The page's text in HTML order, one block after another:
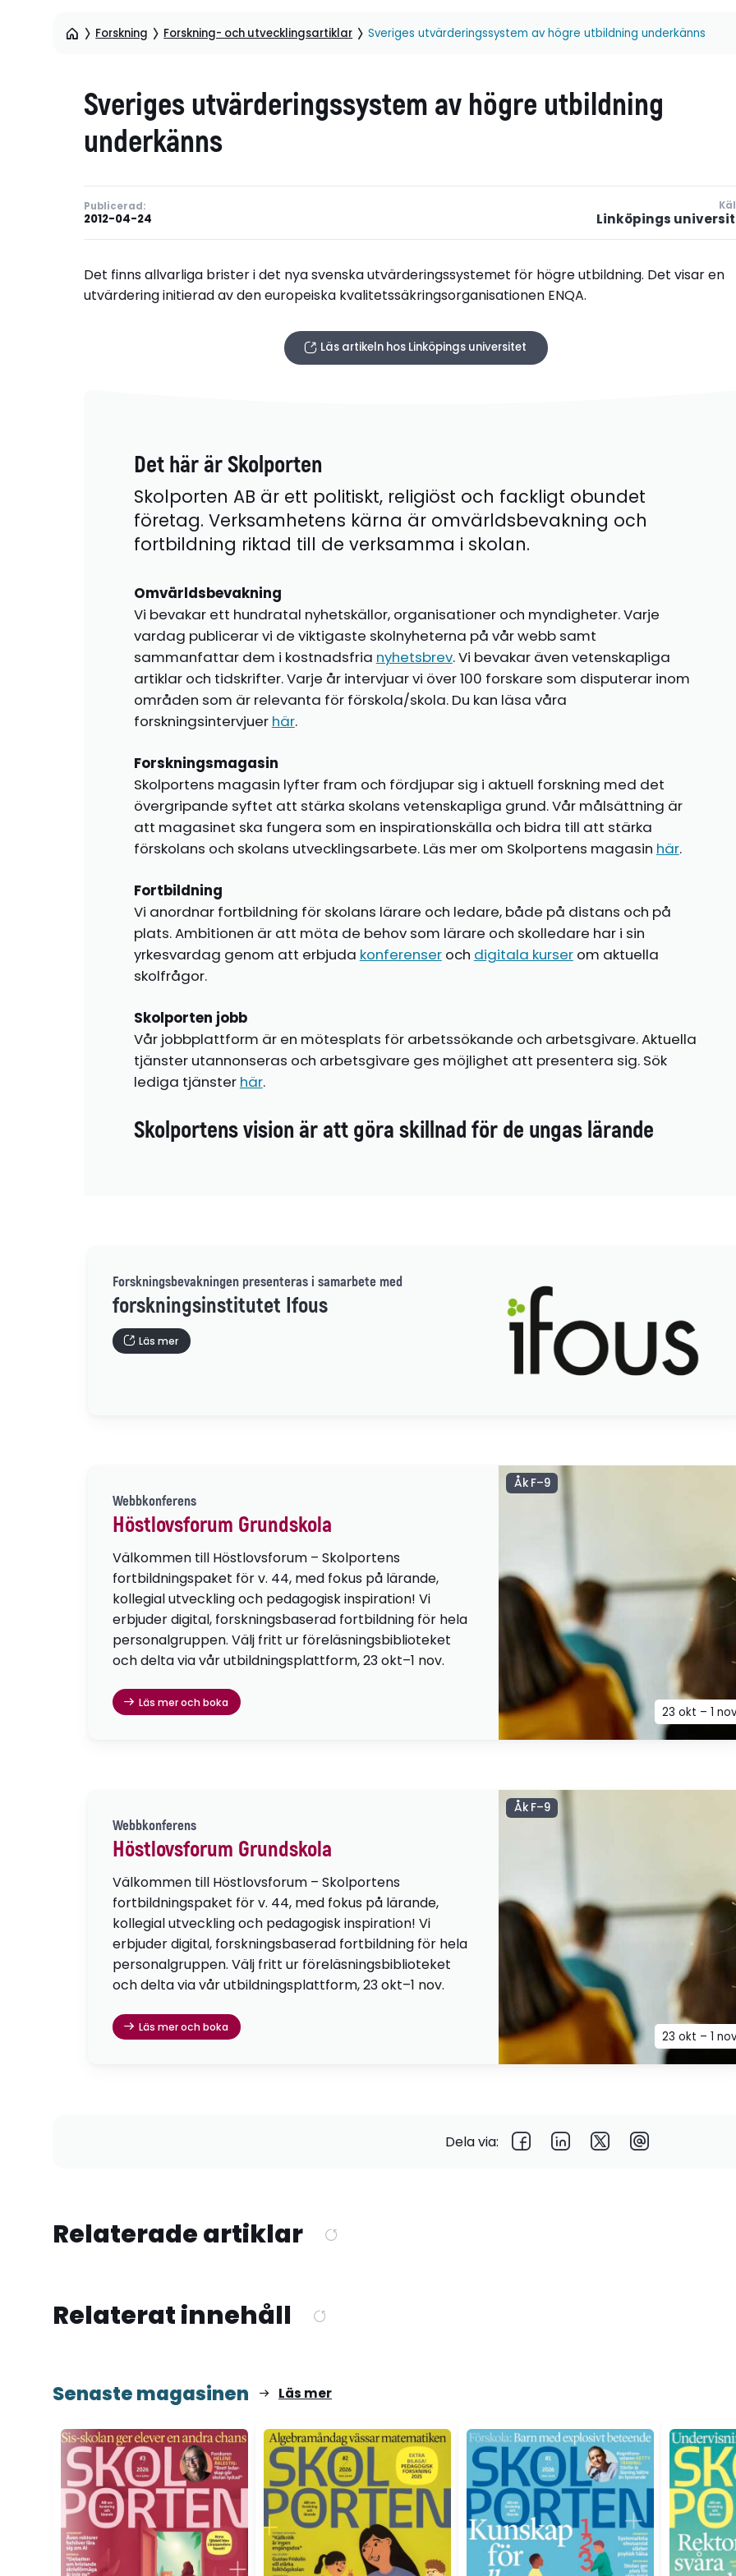
Forskning Forskning- och utvecklingsartiklar Sveriges utvärderingssystem av högre utbildning underkänns
Sveriges utvärderingssystem av högre utbildning
underkänns
Publicerad:
2012-04-24 Linköpings
Det finns allvarliga brister i det nya svenska utvärderingssystemet för högre utbildning. Det visar en
utvärdering initierad av den europeiska kvalitetssäkringsorganisationen ENQA.
Läs artikeln hos Linköpings universitet
Det här är Skolporten
Skolporten AB är ett politiskt, religiöst och fackligt obundet
företag. Verksamhetens kärna är omvärldsbevakning och
fortbildning riktad till de verksamma i skolan.
Omvärldsbevakning
Vi bevakar ett hundratal nyhetskällor, organisationer och myndigheter. Varje
vardag publicerar vi de viktigaste skolnyheterna på vår webb samt
sammanfattar dem i kostnadsfria nyhetsbrev. Vi bevakar även vetenskapliga
artiklar och tidskrifter. Varje år intervjuar vi över 100 forskare som disputerar inom
områden som är relevanta för förskola/skola. Du kan läsa våra
forskningsintervjuer här.
Forskningsmagasin
Skolportens magasin lyfter fram och fördjupar sig i aktuell forskning med det
övergripande syftet att stärka skolans vetenskapliga grund. Vår målsättning är
att magasinet ska fungera som en inspirationskälla och bidra till att stärka
förskolans och skolans utvecklingsarbete. Läs mer om Skolportens magasin här.
Fortbildning
Vi anordnar fortbildning för skolans lärare och ledare, både på distans och på
plats. Ambitionen är att möta de behov som lärare och skolledare har i sin
yrkesvardag genom att erbjuda konferenseroch digitala kurserom aktuella
skolfrågor.
Skolporten jobb
Vår jobbplattform är en mötesplats för arbetssökande och arbetsgivare. Aktuella
tjänster utannonseras och arbetsgivare ges möjlighet att presentera sig. Sök
lediga tjänster här.
Skolportens vision är att göra skillnad för de ungas lärande
Forskningsbevakningen presenteras i samarbete med
forskningsinstitutet Ifous
Läs mer
Webbkonferens
Höstlovsforum Grundskola
Välkommen till Höstlovsforum – Skolportens
fortbildningspaket för v. 44, med fokus på lärande,
kollegial utveckling och pedagogisk inspiration! Vi
erbjuder digital, forskningsbaserad fortbildning för hela
personalgruppen. Välj fritt ur föreläsningsbiblioteket
och delta via vår utbildningsplattform, 23 okt–1 nov.
Läs mer och boka
Åk F–9
23 okt – 1
Webbkonferens
Höstlovsforum Grundskola
Välkommen till Höstlovsforum – Skolportens
fortbildningspaket för v. 44, med fokus på lärande,
kollegial utveckling och pedagogisk inspiration! Vi
erbjuder digital, forskningsbaserad fortbildning för hela
personalgruppen. Välj fritt ur föreläsningsbiblioteket
och delta via vår utbildningsplattform, 23 okt–1 nov.
Läs mer och boka
Åk F–9
23 okt – 1
Dela via:
Relaterade artiklar
Relaterat innehåll
Senaste magasinen Läs mer